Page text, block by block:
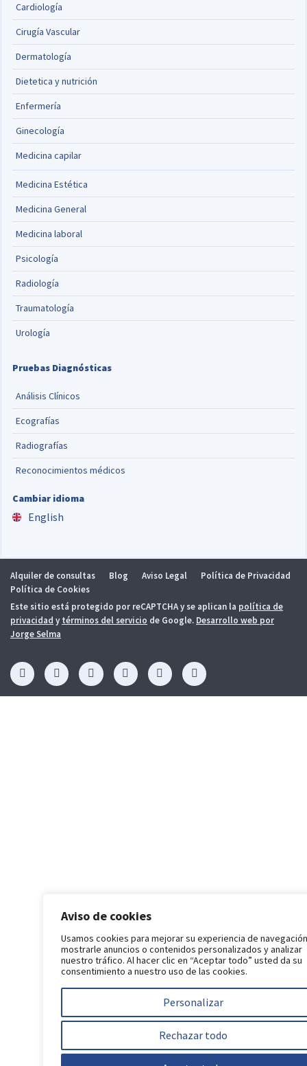
Aviso de cookies
Usamos cookies para mejorar su experiencia de
mostrarle anuncios o contenidos personalizados y analizar
nuestro tráfico. Al hacer clic en “Aceptar todo” usted da su
consentimiento a nuestro uso de las cookies.
Personalizar
Rechazar todo
Cardiología
Cirugía Vascular
Dermatología
Dietetica y nutrición
Enfermería
Ginecología
Medicina capilar
Medicina Estética
Medicina General
Medicina laboral
Psicología
Radiología
Traumatología
Urología
Pruebas Diagnósticas
Análisis Clínicos
Ecografías
Radiografías
Reconocimientos médicos
Cambiar idioma
English
Alquiler de consultas Blog Aviso Legal
Política de Privacidad
Política de Cookies
Este sitio está protegido por reCAPTCHA y se aplican la política de
privacidad y términos del servicio de Google. Desarrollo web por
Jorge Selma